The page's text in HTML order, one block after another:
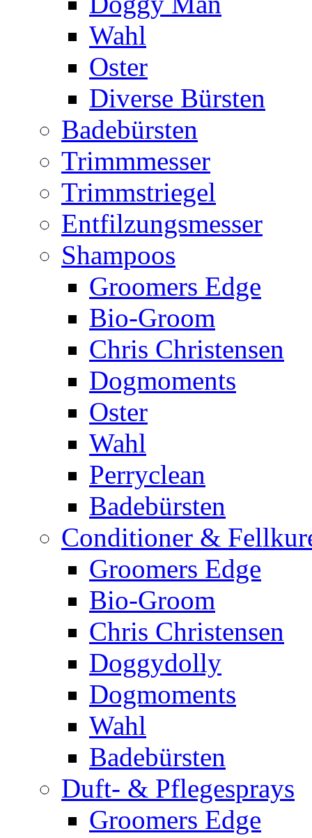
Wahl
Oster
Diverse Bürsten
Badebürsten
Trimmmesser
Trimmstriegel
Entfilzungsmesser
Shampoos
Groomers Edge
Bio-Groom
Chris Christensen
Dogmoments
Oster
Wahl
Perryclean
Badebürsten
Conditioner &
Groomers Edge
Bio-Groom
Chris Christensen
Doggydolly
Dogmoments
Wahl
Badebürsten
Duft- & Pflegesprays
Groomers Edge